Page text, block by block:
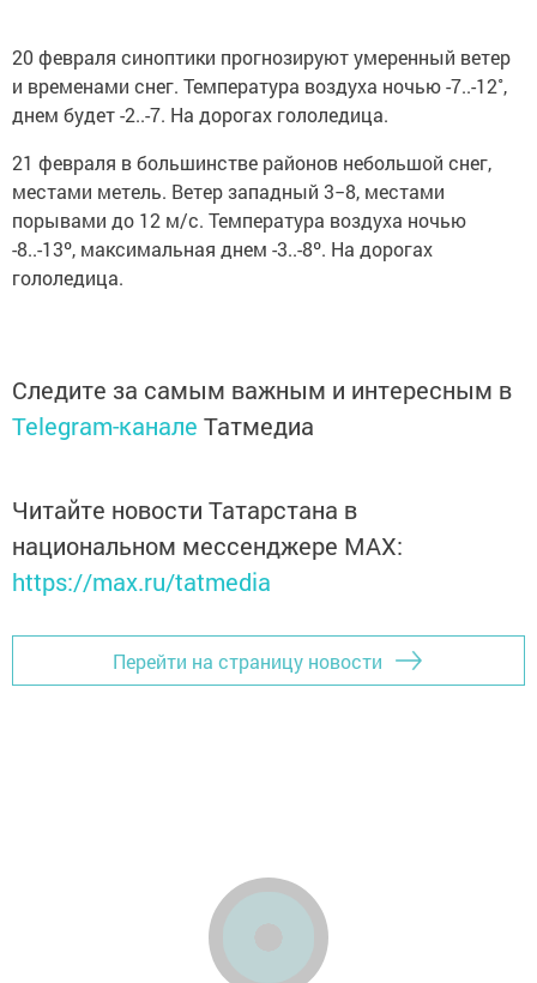
20 февраля синоптики прогнозируют умеренный ветер
и временами снег. Температура воздуха ночью -7..-12˚,
днем будет -2..-7. На дорогах гололедица.
21 февраля в большинстве районов небольшой снег,
местами метель. Ветер западный 3−8, местами
порывами до 12 м/с. Температура воздуха ночью
-8..-13º, максимальная днем -3..-8º. На дорогах
гололедица.
Следите за самым важным и интересным в
Telegram-канале Татмедиа
Читайте новости Татарстана в
национальном мессенджере MАХ:
https://max.ru/tatmedia
Перейти на страницу новости